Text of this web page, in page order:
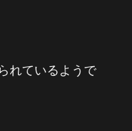
れているようで